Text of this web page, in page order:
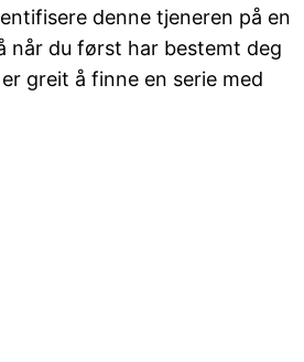
denne tjeneren på en
når du først har bestemt deg
greit å finne en serie med